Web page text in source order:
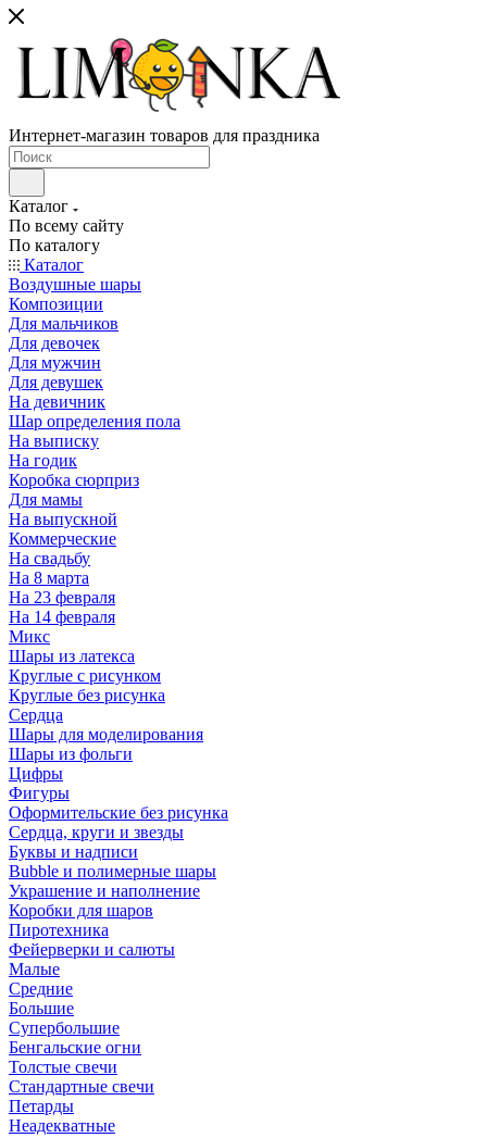
Интернет-магазин товаров для праздника
Каталог
По всему сайту
По каталогу
Каталог
Воздушные шары
Композиции
Для мальчиков
Для девочек
Для мужчин
Для девушек
На девичник
Шар определения пола
На выписку
На годик
Коробка сюрприз
Для мамы
На выпускной
Коммерческие
На свадьбу
На 8 марта
На 23 февраля
На 14 февраля
Микс
Шары из латекса
Круглые с рисунком
Круглые без рисунка
Сердца
Шары для моделирования
Шары из фольги
Цифры
Фигуры
Оформительские без рисунка
Сердца, круги и звезды
Буквы и надписи
Bubble и полимерные шары
Украшение и наполнение
Коробки для шаров
Пиротехника
Фейерверки и салюты
Малые
Средние
Большие
Супербольшие
Бенгальские огни
Толстые свечи
Стандартные свечи
Петарды
Неадекватные